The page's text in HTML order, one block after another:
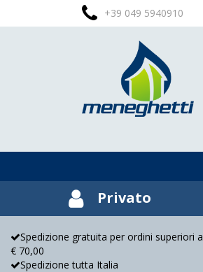
+39 049 5940910
Privato
Spedizione gratuita per ordini superiori a
€ 70,00
Spedizione tutta Italia